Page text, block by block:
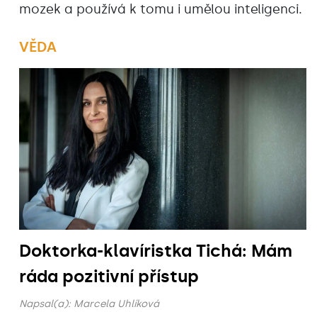
mozek a používá k tomu i umělou inteligenci.
VĚDA
Doktorka-klavíristka Tichá: Mám
ráda pozitivní přístup
Napsal(a): Marcela Uhlíková